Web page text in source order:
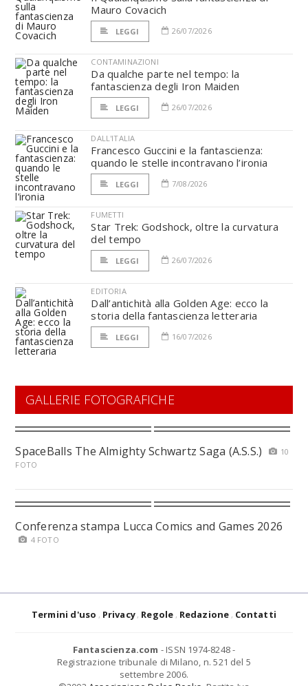
Mauro Covacich
LEGGI 26/07/2026
CONTAMINAZIONI
Da qualche parte nel tempo: la
fantascienza degli Iron Maiden
LEGGI 26/07/2026
DALL'ITALIA
Francesco Guccini e la fantascienza:
quando le stelle incontravano l’ironia
LEGGI 7/08/2026
FUMETTI
Star Trek: Godshock, oltre la curvatura
del tempo
LEGGI 26/07/2026
EDITORIA
Dall’antichità alla Golden Age: ecco la
storia della fantascienza letteraria
LEGGI 16/07/2026
GALLERIE FOTOGRAFICHE
SpaceBalls The Almighty Schwartz Saga (A.S.S.)
10
FOTO
Conferenza stampa Lucca Comics and Games 2026
4 FOTO
Termini d'uso Privacy Regole Redazione Contatti
Fantascienza.com - ISSN 1974-8248 -
Registrazione tribunale di Milano, n. 521 del 5
settembre 2006.